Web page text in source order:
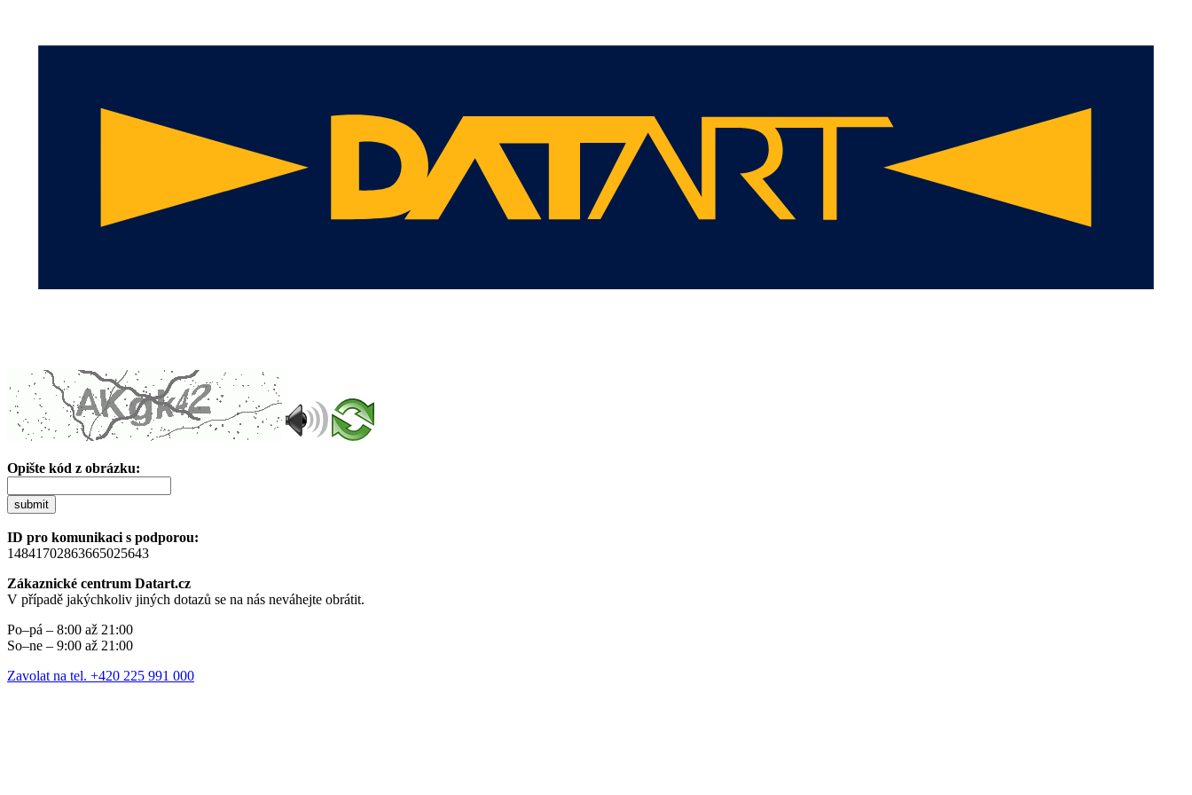
Opište kód z obrázku:
submit
ID pro komunikaci s podporou:
14841702863665025643
Zákaznické centrum Datart.cz
V případě jakýchkoliv jiných dotazů se na nás neváhejte obrátit.
Po–pá – 8:00 až 21:00
So–ne – 9:00 až 21:00
Zavolat na tel. +420 225 991 000